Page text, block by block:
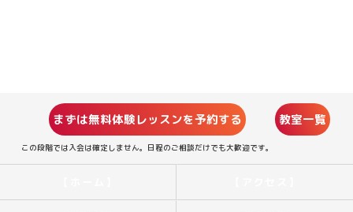
まずは無料体験レッスンを予約する
この段階では入会は確定しません。日程のご相談だけでも大歓迎です。
教室一覧